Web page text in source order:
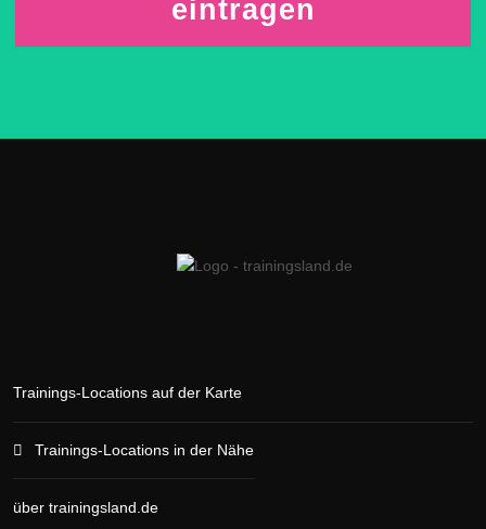
eintragen
Trainings-Locations auf der Karte
Trainings-Locations in der Nähe
über trainingsland.de